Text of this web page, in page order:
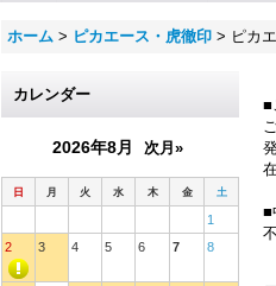
ホーム > ピカエース・虎徹印 > ピカ
カレンダー
2026年8月 次月»
日 月 火 水 木 金 土
1
2
3 4 5 6 7 8
■
■